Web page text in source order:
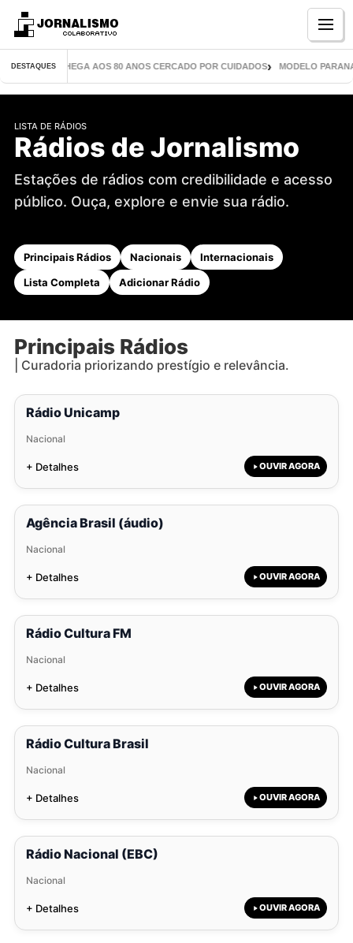
DESTAQUES
LIVROS CHEGA AOS 80 ANOS CERCADO POR CUIDADOS MODELO
LISTA DE RÁDIOS
Rádios de Jornalismo
Estações de rádios com credibilidade e acesso
público. Ouça, explore e envie sua rádio.
Principais Rádios Nacionais
Internacionais
Lista Completa
Adicionar Rádio
Principais Rádios
| Curadoria priorizando prestígio e relevância.
Rádio Unicamp
Nacional
+ Detalhes OUVIR AGORA
Agência Brasil (áudio)
Nacional
+ Detalhes OUVIR AGORA
Rádio Cultura FM
Nacional
+ Detalhes OUVIR AGORA
Rádio Cultura Brasil
Nacional
+ Detalhes OUVIR AGORA
Rádio Nacional (EBC)
Nacional
+ Detalhes OUVIR AGORA